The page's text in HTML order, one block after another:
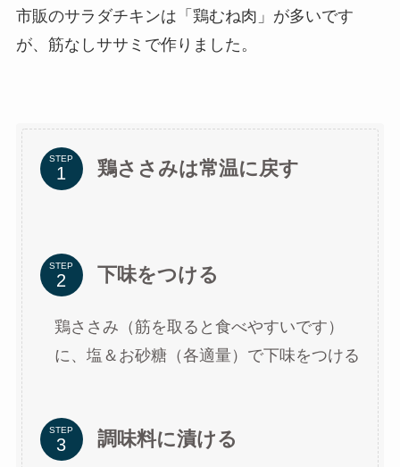
市販のサラダチキンは「鶏むね肉」が多いです
が、筋なしササミで作りました。
STEP 鶏ささみは常温に戻す
STEP 下味をつける
鶏ささみ（筋を取ると食べやすいです）
に、塩＆お砂糖（各適量）で下味をつける
STEP 調味料に漬ける